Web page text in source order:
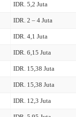
IDR. 5,2 Juta
IDR. 2 – 4 Juta
IDR. 4,1 Juta
IDR. 6,15 Juta
IDR. 15,38 Juta
IDR. 15,38 Juta
IDR. 12,3 Juta